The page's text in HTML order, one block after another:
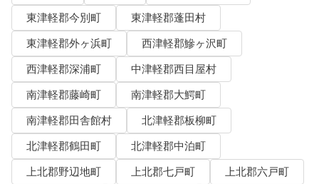
東津軽郡今別町
東津軽郡蓬田村
東津軽郡外ヶ浜町
西津軽郡鰺ヶ沢町
西津軽郡深浦町
中津軽郡西目屋村
南津軽郡藤崎町
南津軽郡大鰐町
南津軽郡田舎館村
北津軽郡板柳町
北津軽郡鶴田町
北津軽郡中泊町
上北郡野辺地町
上北郡七戸町
上北郡六戸町